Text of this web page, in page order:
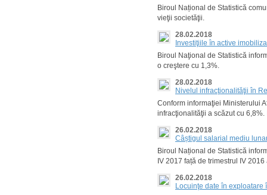
Biroul Național de Statistică
vieţii societăţii.
28.02.2018
Investiţiile în active
Biroul Naţional de Statistică
o creştere cu 1,3%.
28.02.2018
Nivelul infracţionalităţii în
Conform informaţiei Ministerului
infracţionalităţii a scăzut cu
26.02.2018
Câștigul salarial mediu
Biroul Național de Statistică
IV 2017 față de trimestrul IV
26.02.2018
Locuinţe date în